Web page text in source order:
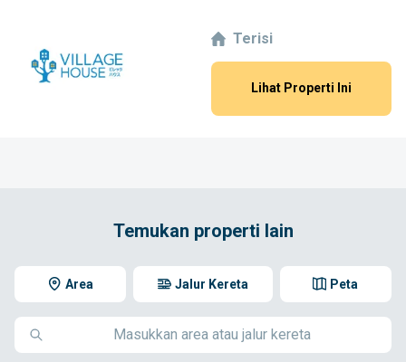
Terisi
Lihat Properti Ini
Temukan properti lain
Area Peta
Jalur Kereta